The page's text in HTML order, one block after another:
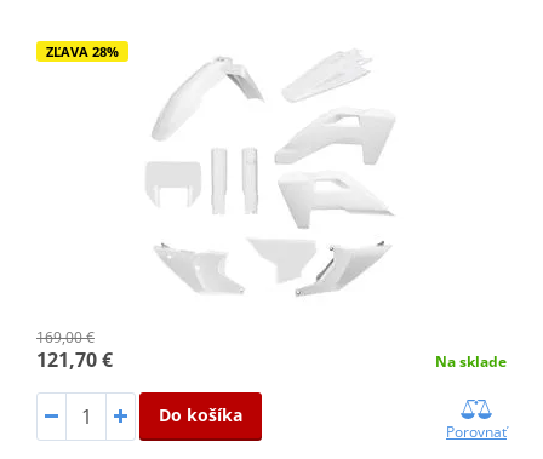
ZĽAVA 28%
169,00 €
121,70 € Na sklade
Do košíka
Porovnať